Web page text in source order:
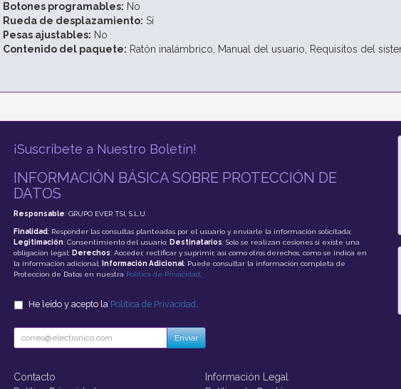
Botones programables: No
Rueda de desplazamiento: Sí
Pesas ajustables: No
Contenido del paquete: Ratón inalámbrico, Manual del usuario, Requisitos del
¡Suscríbete a Nuestro Boletín!
INFORMACIÓN BÁSICA SOBRE PROTECCIÓN DE
DATOS
Responsable: GRUPO EVER TSI, S.L.U.
Finalidad: Responder las consultas planteadas por el usuario y enviarle la información solicitada;
Legitimación: Consentimiento del usuario; Destinatarios: Solo se realizan cesiones si existe una
obligación legal; Derechos: Acceder, rectificar y suprimir, así como otros derechos, como se indica en
la información adicional;
Información Adicional: Puede consultar la información completa de
Protección de Datos en nuestra Política de Privacidad.
He leído y acepto la Política de Privacidad .
Enviar
Contacto
Información Legal